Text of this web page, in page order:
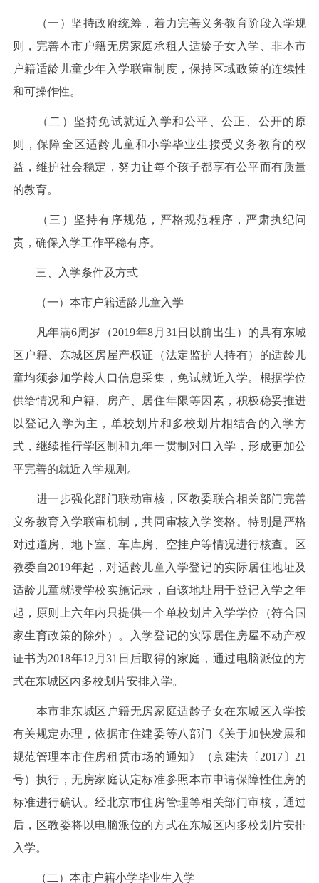
（一）坚持政府统筹，着力完善义务教育阶段入学规
则，完善本市户籍无房家庭承租人适龄子女入学、非本市
户籍适龄儿童少年入学联审制度，保持区域政策的连续性
和可操作性。
（二）坚持免试就近入学和公平、公正、公开的原
则，保障全区适龄儿童和小学毕业生接受义务教育的权
益，维护社会稳定，努力让每个孩子都享有公平而有质量
的教育。
（三）坚持有序规范，严格规范程序，严肃执纪问
责，确保入学工作平稳有序。
三、入学条件及方式
（一）本市户籍适龄儿童入学
凡年满6周岁（2019年8月31日以前出生）的具有东城
区户籍、东城区房屋产权证（法定监护人持有）的适龄儿
童均须参加学龄人口信息采集，免试就近入学。根据学位
供给情况和户籍、房产、居住年限等因素，积极稳妥推进
以登记入学为主，单校划片和多校划片相结合的入学方
式，继续推行学区制和九年一贯制对口入学，形成更加公
平完善的就近入学规则。
进一步强化部门联动审核，区教委联合相关部门完善
义务教育入学联审机制，共同审核入学资格。特别是严格
对过道房、地下室、车库房、空挂户等情况进行核查。区
教委自2019年起，对适龄儿童入学登记的实际居住地址及
适龄儿童就读学校实施记录，自该地址用于登记入学之年
起，原则上六年内只提供一个单校划片入学学位（符合国
家生育政策的除外）。入学登记的实际居住房屋不动产权
证书为2018年12月31日后取得的家庭，通过电脑派位的方
式在东城区内多校划片安排入学。
本市非东城区户籍无房家庭适龄子女在东城区入学按
有关规定办理，依据市住建委等八部门《关于加快发展和
规范管理本市住房租赁市场的通知》（京建法〔2017〕21
号）执行，无房家庭认定标准参照本市申请保障性住房的
标准进行确认。经北京市住房管理等相关部门审核，通过
后，区教委将以电脑派位的方式在东城区内多校划片安排
入学。
（二）本市户籍小学毕业生入学